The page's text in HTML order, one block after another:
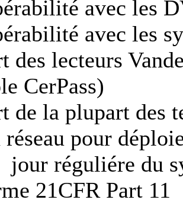
avec les
avec les
des lecteurs
CerPass)
de la plupart des
pour
réguliére du
21CFR Part 11